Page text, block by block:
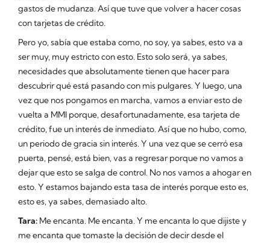
gastos de mudanza. Así que tuve que volver a hacer cosas
con tarjetas de crédito.
Pero yo, sabía que estaba como, no soy, ya sabes, esto va a
ser muy, muy estricto con esto. Esto solo será, ya sabes,
necesidades que absolutamente tienen que hacer para
descubrir qué está pasando con mis pulgares. Y luego, una
vez que nos pongamos en marcha, vamos a enviar esto de
vuelta a MMI porque, desafortunadamente, esa tarjeta de
crédito, fue un interés de inmediato. Así que no hubo, como,
un periodo de gracia sin interés. Y una vez que se cerró esa
puerta, pensé, está bien, vas a regresar porque no vamos a
dejar que esto se salga de control. No nos vamos a ahogar en
esto. Y estamos bajando esta tasa de interés porque esto es,
esto es, ya sabes, demasiado alto.
Tara: Me encanta. Me encanta. Y me encanta lo que dijiste y
me encanta que tomaste la decisión de decir desde el